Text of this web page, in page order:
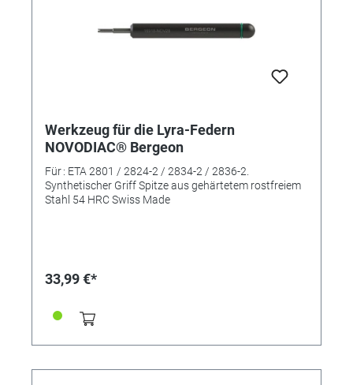
Werkzeug für die Lyra-Federn
NOVODIAC® Bergeon
Für : ETA 2801 / 2824-2 / 2834-2 / 2836-2.
Synthetischer Griff Spitze aus gehärtetem rostfreiem
Stahl 54 HRC Swiss Made
33,99 €*